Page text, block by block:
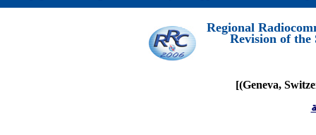
[Regional
Revision of the